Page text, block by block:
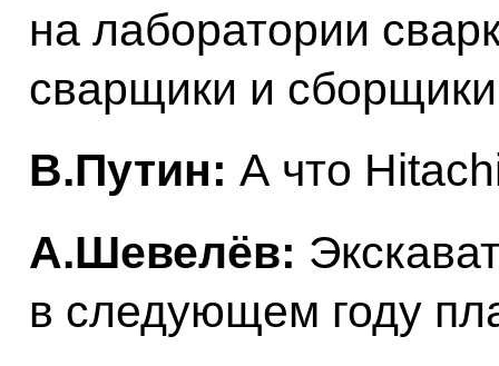
на лаборатории
сварщики и
В.Путин: А что
А.Шевелёв:
в следующем году